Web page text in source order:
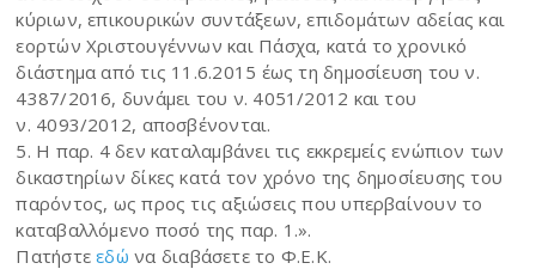
κύριων, επικουρικών συντάξεων, επιδομάτων αδείας και
εορτών Χριστουγέννων και Πάσχα, κατά το χρονικό
διάστημα από τις 11.6.2015 έως τη δημοσίευση του ν.
4387/2016, δυνάμει του ν. 4051/2012 και του
ν. 4093/2012, αποσβένονται.
5. Η παρ. 4 δεν καταλαμβάνει τις εκκρεμείς ενώπιον των
δικαστηρίων δίκες κατά τον χρόνο της δημοσίευσης του
παρόντος, ως προς τις αξιώσεις που υπερβαίνουν το
καταβαλλόμενο ποσό της παρ. 1.».
Πατήστεεδώνα διαβάσετε το Φ.Ε.Κ.